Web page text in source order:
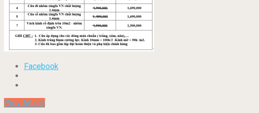
Facebook
Prev Article